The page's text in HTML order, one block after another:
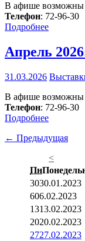
В афише возможны
Телефон: 72-96-30
Подробнее
Апрель
31.03.2026
В афише возможны
Телефон: 72-96-30
Подробнее
← Предыдущая
<
Пн
3030.01.2023
606.02.2023
1313.02.2023
2020.02.2023
2727.02.2023